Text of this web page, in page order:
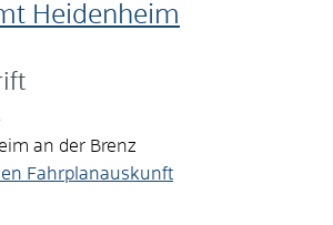
Heidenheim
an der Brenz
Fahrplanauskunft